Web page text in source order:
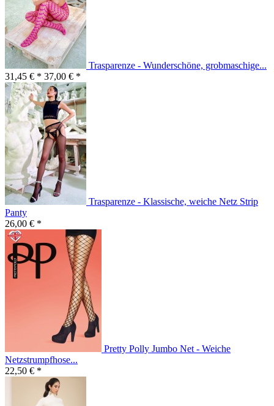
Trasparenze - Wunderschöne, grobmaschige...
31,45 € * 37,00 € *
Trasparenze - Klassische, weiche Netz Strip
Panty
26,00 € *
Pretty Polly Jumbo Net - Weiche
Netzstrumpfhose...
22,50 € *